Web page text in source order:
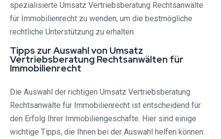
spezialisierte Umsatz Vertriebsberatung Rechtsanwälte
für Immobilienrecht zu wenden, um die bestmögliche
rechtliche Unterstützung zu erhalten.
Tipps zur Auswahl von Umsatz
Vertriebsberatung Rechtsanwälten für
Immobilienrecht
Die Auswahl der richtigen Umsatz Vertriebsberatung
Rechtsanwälte für Immobilienrecht ist entscheidend für
den Erfolg Ihrer Immobiliengeschäfte. Hier sind einige
wichtige Tipps, die Ihnen bei der Auswahl helfen können: